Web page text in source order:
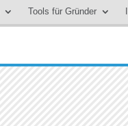
Tools für Gründer